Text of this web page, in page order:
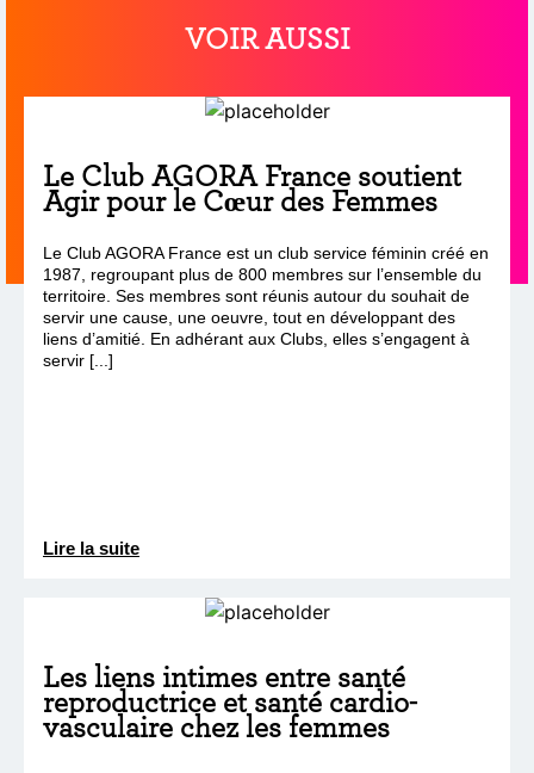
VOIR AUSSI
Le Club AGORA France soutient
Agir pour le Cœur des Femmes
Le Club AGORA France est un club service féminin créé en
1987, regroupant plus de 800 membres sur l’ensemble du
territoire. Ses membres sont réunis autour du souhait de
servir une cause, une oeuvre, tout en développant des
liens d’amitié. En adhérant aux Clubs, elles s’engagent à
servir [...]
Lire la suite
Les liens intimes entre santé
reproductrice et santé cardio-
vasculaire chez les femmes